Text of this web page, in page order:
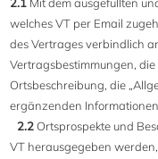
welches VT per Email
des Vertrages verbindlich
Vertragsbestimmungen,
Ortsbeschreibung, die
ergänzenden
2.2Ortsprospekte und
VT herausgegeben